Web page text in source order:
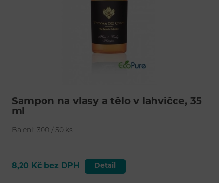
Šampon na vlasy a tělo v lahvičce, 35
ml
Balení: 300 / 50 ks
8,20 Kč bez DPH Detail